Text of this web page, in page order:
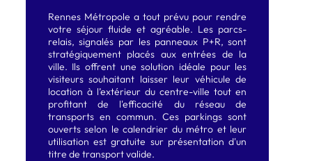
Rennes Métropole a tout prévu pour rendre
votre séjour fluide et agréable. Les parcs-
relais, signalés par les panneaux P+R, sont
stratégiquement placés aux entrées de la
ville. Ils offrent une solution idéale pour les
visiteurs souhaitant laisser leur véhicule de
location à l’extérieur du centre-ville tout en
profitant de l'efficacité du réseau de
transports en commun. Ces parkings sont
ouverts selon le calendrier du métro et leur
utilisation est gratuite sur présentation d'un
titre de transport valide.